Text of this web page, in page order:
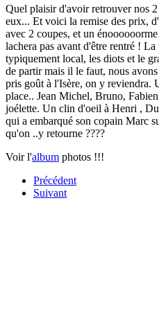
Quel plaisir d'avoir retrouver nos
eux... Et voici la remise des prix,
avec 2 coupes, et un
lachera pas avant d'être rentré !
typiquement local, les diots et le
de partir mais il le faut, nous
pris goût à l'Isère, on y reviendra.
place.. Jean Michel, Bruno,
joélette. Un clin d'oeil à Henri ,
qui a embarqué son copain Marc
qu'on ..y retourne ????
Voir l'album photos !!!
Précédent
Suivant